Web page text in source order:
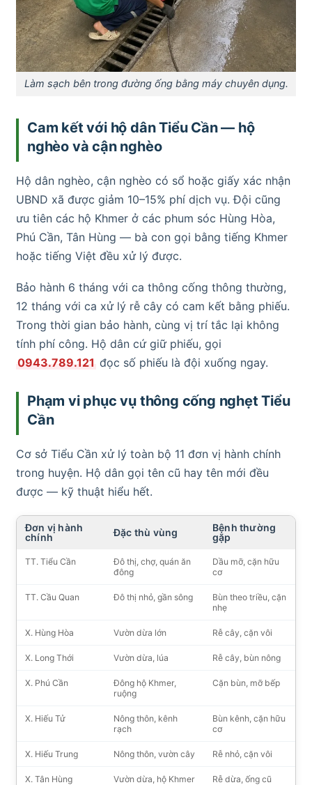
Làm sạch bên trong đường ống bằng máy chuyên dụng.
Cam kết với hộ dân Tiểu Cần — hộ
nghèo và cận nghèo
Hộ dân nghèo, cận nghèo có sổ hoặc giấy xác nhận
UBND xã được giảm 10–15% phí dịch vụ. Đội cũng
ưu tiên các hộ Khmer ở các phum sóc Hùng Hòa,
Phú Cần, Tân Hùng — bà con gọi bằng tiếng Khmer
hoặc tiếng Việt đều xử lý được.
Bảo hành 6 tháng với ca thông cống thông thường,
12 tháng với ca xử lý rễ cây có cam kết bằng phiếu.
Trong thời gian bảo hành, cùng vị trí tắc lại không
tính phí công. Hộ dân cứ giữ phiếu, gọi
0943.789.121 đọc số phiếu là đội xuống ngay.
Phạm vi phục vụ thông cống nghẹt Tiểu
Cần
Cơ sở Tiểu Cần xử lý toàn bộ 11 đơn vị hành chính
trong huyện. Hộ dân gọi tên cũ hay tên mới đều
được — kỹ thuật hiểu hết.
Đơn vị hành
chính
Đặc thù vùng
Bệnh thường
gặp
TT. Tiểu Cần
Đô thị, chợ, quán ăn
đông
Dầu mỡ, cặn hữu
cơ
TT. Cầu Quan Đô thị nhỏ, gần sông
Bùn theo triều, cặn
nhẹ
X. Hùng Hòa Vườn dừa lớn Rễ cây, cặn vôi
X. Long Thới Vườn dừa, lúa Rễ cây, bùn nông
X. Phú Cần
Đông hộ Khmer,
ruộng
Cặn bùn, mỡ bếp
X. Hiếu Tử
Nông thôn, kênh
rạch
Bùn kênh, cặn hữu
cơ
X. Hiếu Trung Nông thôn, vườn cây Rễ nhỏ, cặn vôi
X. Tân Hùng Vườn dừa, hộ Khmer Rễ dừa, ống cũ